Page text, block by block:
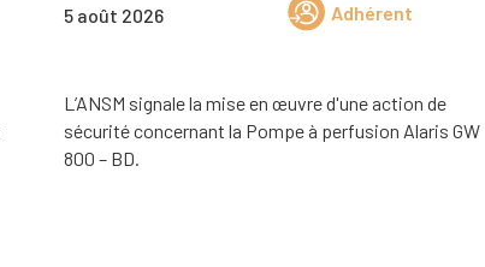
5 août 2026 Adhérent
L’ANSM signale la mise en œuvre d'une action de
sécurité concernant la Pompe à perfusion Alaris GW
800 – BD.